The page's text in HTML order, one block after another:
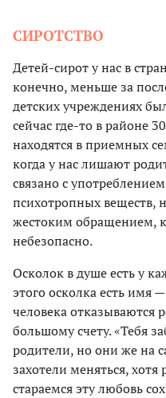
СИРОТСТВО
Детей-сирот у нас в
конечно, меньше за
детских учреждениях
сейчас где-то в районе
находятся в приемных
когда у нас лишают
связано с
психотропных веществ,
жестоким обращением,
небезопасно.
Осколок в душе есть у
этого осколка есть имя
человека отказываются
большому счету. «Тебя
родители, но они же на
захотели меняться,
стараемся эту любовь